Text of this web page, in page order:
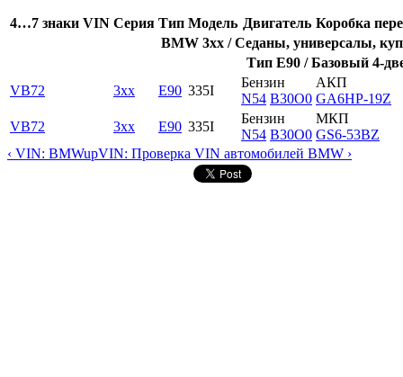
4…7 знаки VIN Серия Тип Модель Двигатель Коробка
BMW 3xx / Седаны, универсалы,
Тип E90 / Базовый 4-
VB72
3xx E90 335I
Бензин
N54 B30O0
АКП
GA6HP-19Z
VB72
3xx E90 335I
Бензин
N54 B30O0
МКП
GS6-53BZ
‹ VIN: BMWupVIN: Проверка VIN автомобилей BMW ›